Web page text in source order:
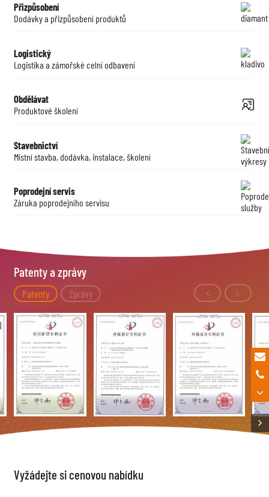
Přizpůsobení
Dodávky a přizpůsobení produktů
Logistický
Logistika a zámořské celní odbavení
Obdělávat
Produktové školení
Stavebnictví
Místní stavba, dodávka, instalace, školení
Poprodejní servis
Záruka poprodejního servisu
Patenty a zprávy
Patenty Zprávy
Vyžádejte si cenovou nabídku